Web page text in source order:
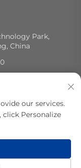
Park,
China
our services.
Personalize